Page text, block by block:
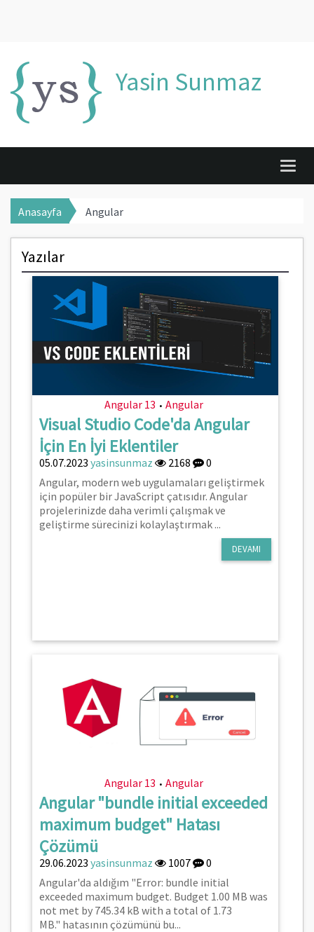
Yasin Sunmaz
Anasayfa Angular
Yazılar
Angular 13 • Angular
Visual Studio Code'da Angular
İçin En İyi Eklentiler
05.07.2023 yasinsunmaz 2168
0
Angular, modern web uygulamaları geliştirmek
için popüler bir JavaScript çatısıdır. Angular
projelerinizde daha verimli çalışmak ve
geliştirme sürecinizi kolaylaştırmak ...
DEVAMI
Angular 13 • Angular
Angular "bundle initial exceeded
maximum budget" Hatası
Çözümü
29.06.2023 yasinsunmaz 1007
0
Angular'da aldığım "Error: bundle initial
exceeded maximum budget. Budget 1.00 MB was
not met by 745.34 kB with a total of 1.73
MB." hatasının çözümünü bu...